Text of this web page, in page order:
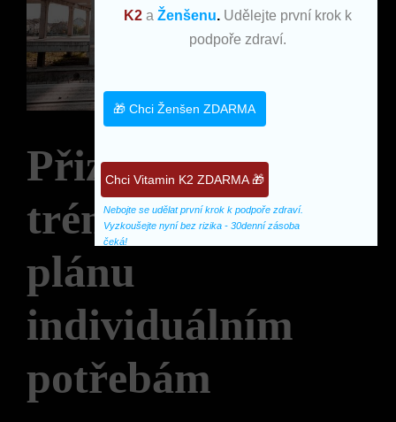
Přizpůsobení
tréninkového
plánu
individuálním
potřebám
K2 aŽenšenu. Udělejte první krok k
podpoře zdraví.
Nebojte se udělat první krok k podpoře zdraví.
Vyzkoušejte nyní bez rizika - 30denní zásoba
čeká!
Chci Vitamin K2 ZDARMA 🎁
🎁 Chci Ženšen ZDARMA